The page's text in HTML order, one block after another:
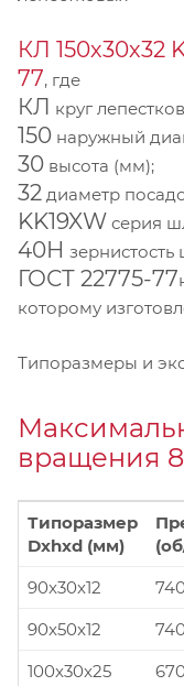
КЛ 150х30х32
77, где
КЛ круг
150 наружный
30 высота (мм);
32 диаметр
KK19XW серия
40Н
ГОСТ 22775-77
которому
Типоразмеры и
вращения
Типоразмер
Dxhxd (мм)
90x30x12
90x50x12
100x30x25